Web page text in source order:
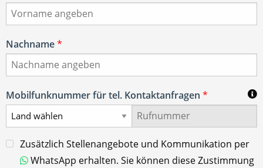
Nachname*
Mobilfunknummer für tel. Kontaktanfragen *
Zusätzlich Stellenangebote und Kommunikation per
WhatsApp erhalten. Sie können diese Zustimmung